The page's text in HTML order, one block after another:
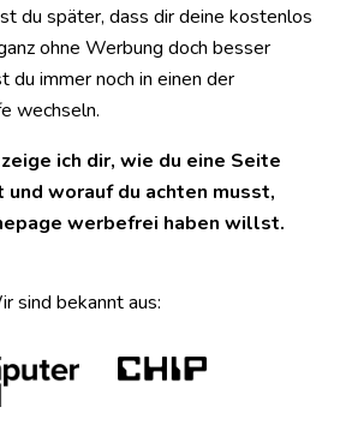
sind bekannt aus:
du später, dass dir deine kostenlos
ohne Werbung doch besser
du immer noch in einen der
wechseln.
ich dir, wie du eine Seite
worauf du achten musst,
werbefrei haben willst.